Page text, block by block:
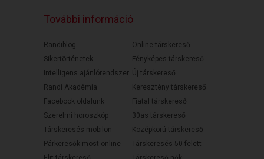
További információ
Randiblog
Sikertörténetek
Intelligens ajánlórendszer
Randi Akadémia
Facebook oldalunk
Szerelmi horoszkóp
Társkeresés mobilon
Párkeresők most online
Online társkereső
Fényképes társkereső
Új társkereső
Keresztény társkereső
Fiatal társkereső
30as társkereső
Középkorú társkereső
Társkeresés 50 felett